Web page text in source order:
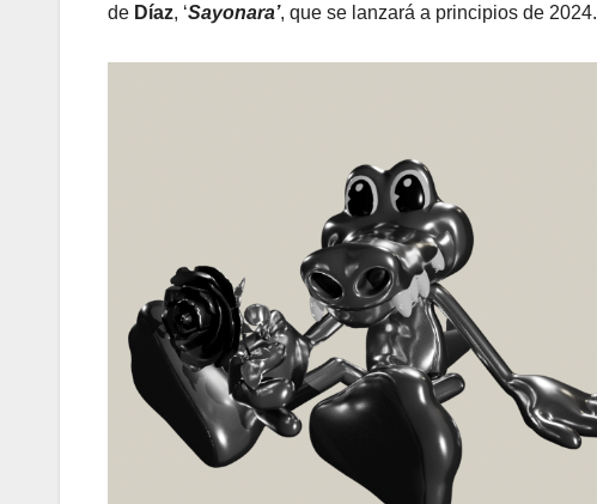
de Díaz, ‘Sayonara’, que se lanzará a principios de 2024.